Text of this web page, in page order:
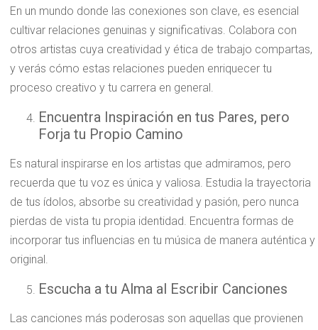
En un mundo donde las conexiones son clave, es esencial
cultivar relaciones genuinas y significativas. Colabora con
otros artistas cuya creatividad y ética de trabajo compartas,
y verás cómo estas relaciones pueden enriquecer tu
proceso creativo y tu carrera en general.
Encuentra Inspiración en tus Pares, pero
Forja tu Propio Camino
Es natural inspirarse en los artistas que admiramos, pero
recuerda que tu voz es única y valiosa. Estudia la trayectoria
de tus ídolos, absorbe su creatividad y pasión, pero nunca
pierdas de vista tu propia identidad. Encuentra formas de
incorporar tus influencias en tu música de manera auténtica y
original.
Escucha a tu Alma al Escribir Canciones
Las canciones más poderosas son aquellas que provienen